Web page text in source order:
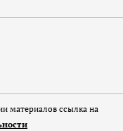
материалов ссылка на